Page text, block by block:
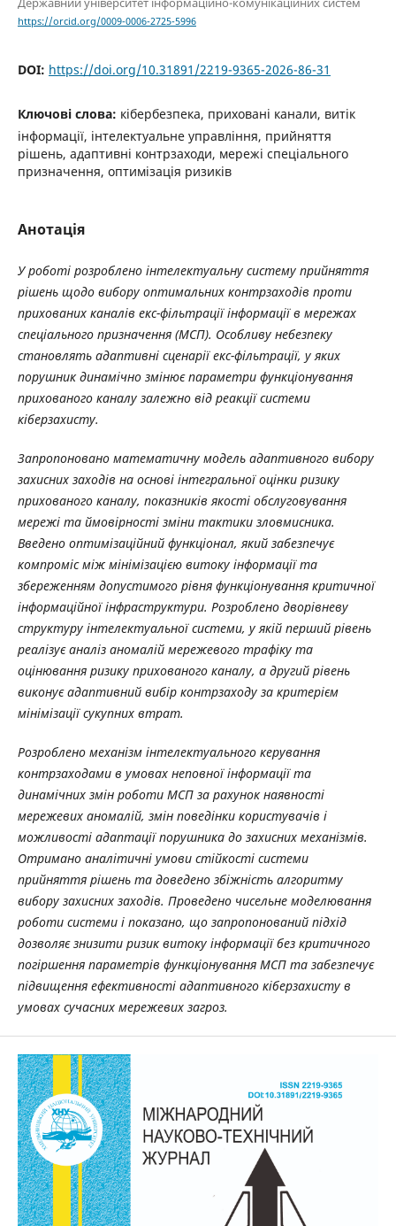
https://orcid.org/0009-0006-2725-5996
DOI: https://doi.org/10.31891/2219-9365-2026-86-31
Ключові слова: кібербезпека, приховані канали, витік
інформації, інтелектуальне управління, прийняття
рішень, адаптивні контрзаходи, мережі спеціального
призначення, оптимізація ризиків
Анотація
У роботі розроблено інтелектуальну систему прийняття
рішень щодо вибору оптимальних контрзаходів проти
прихованих каналів екс-фільтрації інформації в мережах
спеціального призначення (МСП). Особливу небезпеку
становлять адаптивні сценарії екс-фільтрації, у яких
порушник динамічно змінює параметри функціонування
прихованого каналу залежно від реакції системи
кіберзахисту.
Запропоновано математичну модель адаптивного вибору
захисних заходів на основі інтегральної оцінки ризику
прихованого каналу, показників якості обслуговування
мережі та ймовірності зміни тактики зловмисника.
Введено оптимізаційний функціонал, який забезпечує
компроміс між мінімізацією витоку інформації та
збереженням допустимого рівня функціонування критичної
інформаційної інфраструктури. Розроблено дворівневу
структуру інтелектуальної системи, у якій перший рівень
реалізує аналіз аномалій мережевого трафіку та
оцінювання ризику прихованого каналу, а другий рівень
виконує адаптивний вибір контрзаходу за критерієм
мінімізації сукупних втрат.
Розроблено механізм інтелектуального керування
контрзаходами в умовах неповної інформації та
динамічних змін роботи МСП за рахунок наявності
мережевих аномалій, змін поведінки користувачів і
можливості адаптації порушника до захисних механізмів.
Отримано аналітичні умови стійкості системи
прийняття рішень та доведено збіжність алгоритму
вибору захисних заходів. Проведено чисельне моделювання
роботи системи і показано, що запропонований підхід
дозволяє знизити ризик витоку інформації без критичного
погіршення параметрів функціонування МСП та забезпечує
підвищення ефективності адаптивного кіберзахисту в
умовах сучасних мережевих загроз.